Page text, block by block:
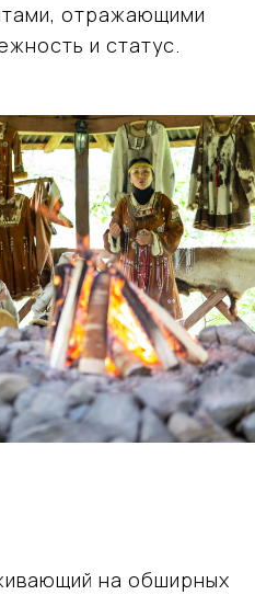
отражающими
и статус.
на обширных